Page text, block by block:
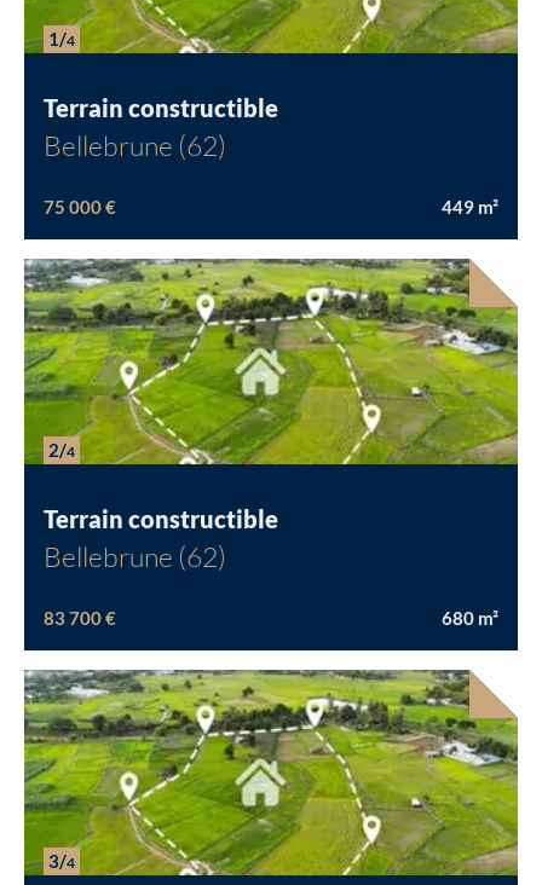
1/4
Terrain constructible
Bellebrune (62)
75 000 € 449 m²
2/4
Terrain constructible
Bellebrune (62)
83 700 € 680 m²
3/4